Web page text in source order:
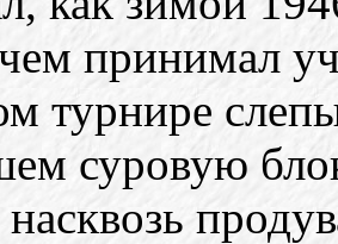
принимал
турнире
суровую